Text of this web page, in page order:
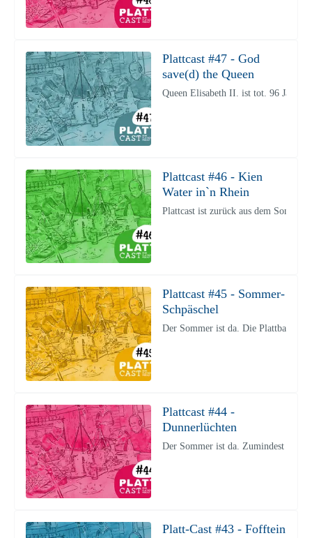
Plattcast #47 - God
save(d) the Queen
Queen Elisabeth II. ist tot. 96 Jahre
Plattcast #46 - Kien
Water in`n Rhein
Plattcast ist zurück aus dem
Plattcast #45 - Sommer-
Schpäschel
Der Sommer ist da. Die Plattbarden
Plattcast #44 -
Dunnerlüchten
Der Sommer ist da. Zumindest auf
Platt-Cast #43 - Fofftein